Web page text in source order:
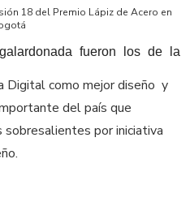
fueron los de la
Digital como mejor diseño y
del país que
por iniciativa